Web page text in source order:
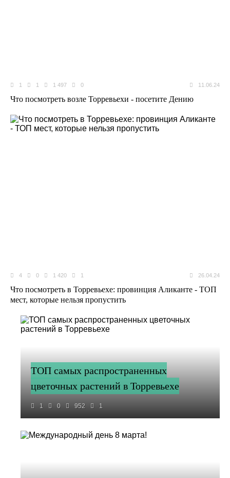
1 1 1 497 0 11.06.24
Что посмотреть возле Торревьехи - посетите Дению
4 0 1 420 1 26.04.24
Что посмотреть в Торревьехе: провинция Аликанте - ТОП
мест, которые нельзя пропустить
ТОП самых распространенных
цветочных растений в Торревьехе
1 0 952 1